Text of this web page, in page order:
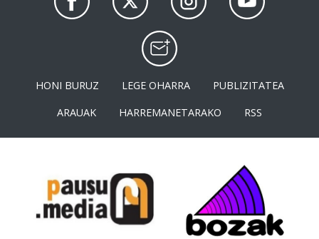
HONI BURUZ LEGE OHARRA
PUBLIZITATEA
ARAUAK
HARREMANETARAKO RSS